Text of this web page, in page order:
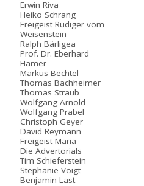
Erwin Riva
Heiko Schrang
Freigeist Rüdiger vom
Weisenstein
Ralph Bärligea
Prof. Dr. Eberhard
Hamer
Markus Bechtel
Thomas Bachheimer
Thomas Straub
Wolfgang Arnold
Wolfgang Prabel
Christoph Geyer
David Reymann
Freigeist Maria
Die Advertorials
Tim Schieferstein
Stephanie Voigt
Benjamin Last